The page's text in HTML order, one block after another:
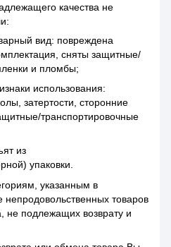
качества не
вид: повреждена
сняты защитные/
и пломбы;
использования:
затертости, сторонние
транспортировочные
из
упаковки.
указанным в
товаров
не подлежащих возврату и